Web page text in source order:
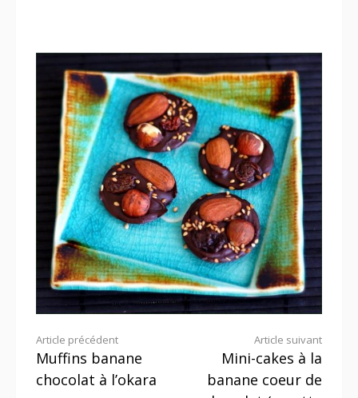
Lire
la
Article précédent
Muffins banane
chocolat à l’okara
Article suivant
Mini-cakes à la
banane coeur de